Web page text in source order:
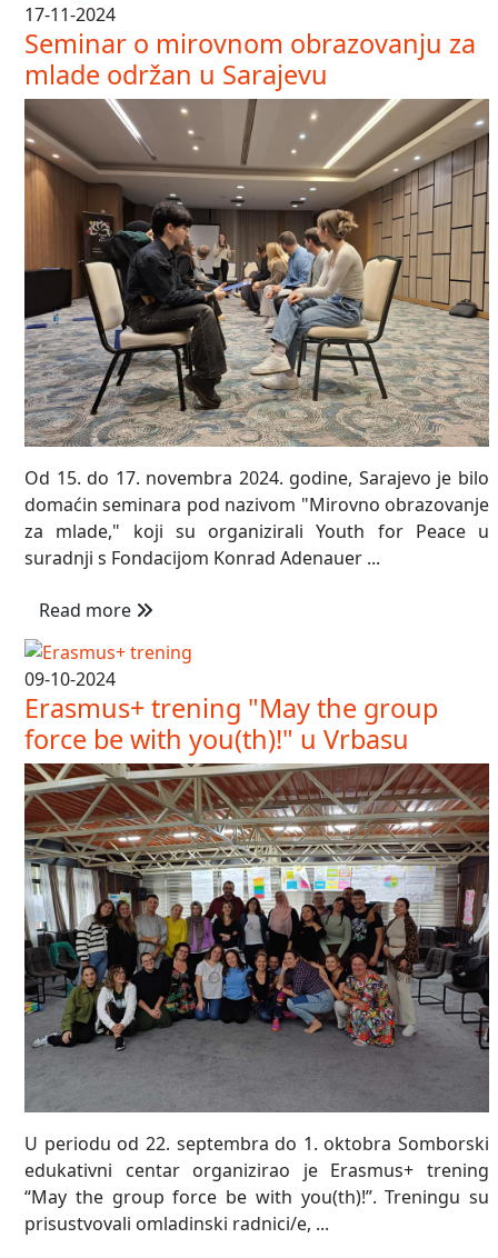
17-11-2024
Seminar o mirovnom obrazovanju za
mlade održan u Sarajevu
Od 15. do 17. novembra 2024. godine, Sarajevo je bilo
domaćin seminara pod nazivom "Mirovno obrazovanje
za mlade," koji su organizirali Youth for Peace u
suradnji s Fondacijom Konrad Adenauer ...
Read more
09-10-2024
Erasmus+ trening "May the group
force be with you(th)!" u Vrbasu
U periodu od 22. septembra do 1. oktobra Somborski
edukativni centar organizirao je Erasmus+ trening
“May the group force be with you(th)!”. Treningu su
prisustvovali omladinski radnici/e, ...